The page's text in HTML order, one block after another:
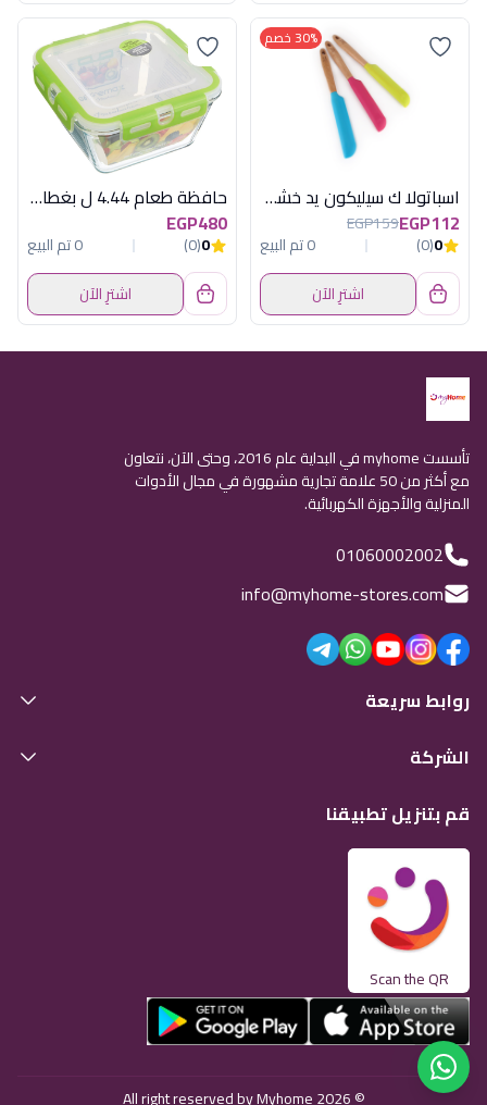
30% خصم
اسباتولا ك سيليكون يد خشب هابى هوم
EGP112
EGP159
0
(0)
0 تم البيع
اشترِ الآن
حافظة طعام 4.44 ل بغطاء اخضر ستروماكس
EGP480
0
(0)
0 تم البيع
اشترِ الآن
تأسست myhome في البداية عام 2016، وحتى الآن، نتعاون
مع أكثر من 50 علامة تجارية مشهورة في مجال الأدوات
المنزلية والأجهزة الكهربائية.
01060002002
info@myhome-stores.com
روابط سريعة
الشركة
قم بتنزيل تطبيقنا
Scan the QR
© 2026 All right reserved by Myhome